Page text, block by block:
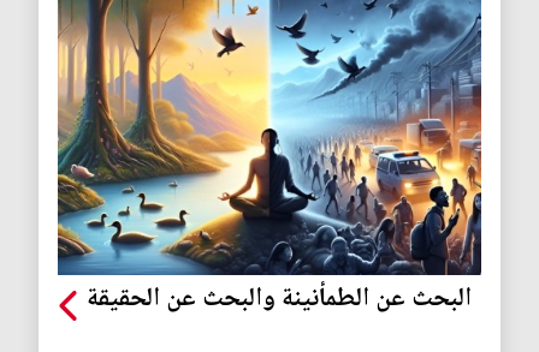
البحث عن الطمأنينة والبحث عن الحقيقة